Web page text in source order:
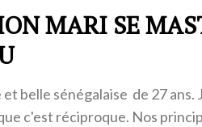
MARI SE
et belle sénégalaise de 27 ans.
c'est réciproque. Nos